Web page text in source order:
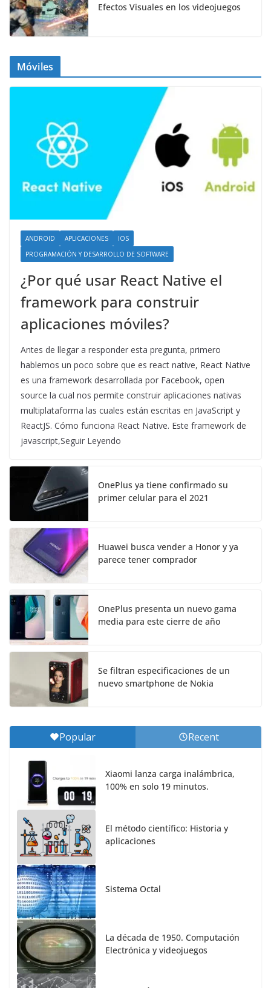
Efectos Visuales en los videojuegos
Móviles
ANDROID APLICACIONES
IOS
PROGRAMACIÓN Y DESARROLLO DE SOFTWARE
¿Por qué usar React Native el
framework para construir
aplicaciones móviles?
Antes de llegar a responder esta pregunta, primero
hablemos un poco sobre que es react native, React Native
es una framework desarrollada por Facebook, open
source la cual nos permite construir aplicaciones nativas
multiplataforma las cuales están escritas en JavaScript y
ReactJS. Cómo funciona React Native. Este framework de
javascript,Seguir Leyendo
OnePlus ya tiene confirmado su
primer celular para el 2021
Huawei busca vender a Honor y ya
parece tener comprador
OnePlus presenta un nuevo gama
media para este cierre de año
Se filtran especificaciones de un
nuevo smartphone de Nokia
Popular Recent
Xiaomi lanza carga inalámbrica,
100% en solo 19 minutos.
El método científico: Historia y
aplicaciones
Sistema Octal
La década de 1950. Computación
Electrónica y videojuegos